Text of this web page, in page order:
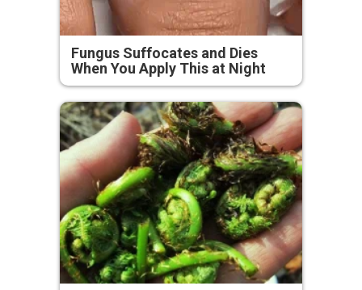
Fungus Suffocates and Dies
When You Apply This at Night